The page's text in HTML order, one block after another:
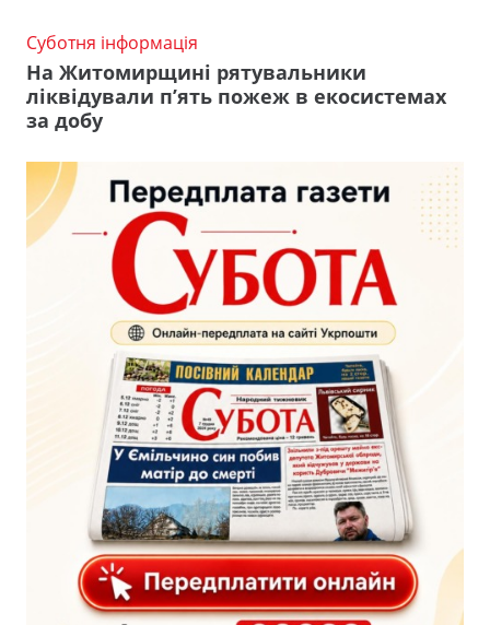
Суботня інформація
На Житомирщині рятувальники
ліквідували п’ять пожеж в екосистемах
за добу